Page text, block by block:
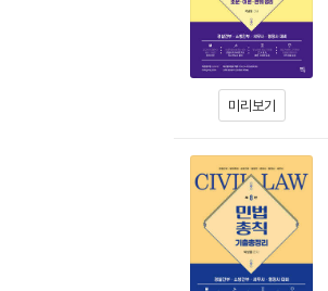
미리보기